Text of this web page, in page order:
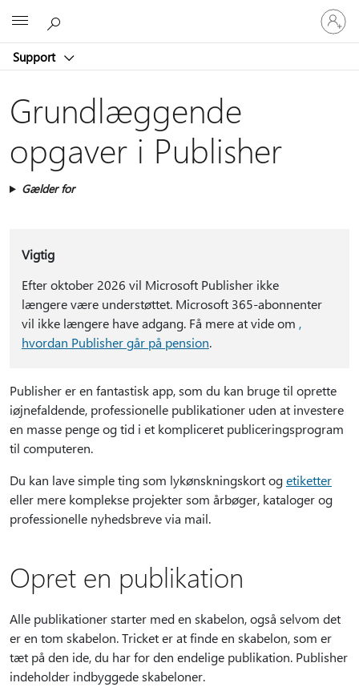
Support
Log
på
din
Grundlæggende
opgaver i Publisher
Gælder for
Vigtig
Efter oktober 2026 vil Microsoft Publisher ikke
længere være understøttet. Microsoft 365-abonnenter
vil ikke længere have adgang. Få mere at vide om ,
hvordan Publisher går på pension.
Publisher er en fantastisk app, som du kan bruge til oprette
iøjnefaldende, professionelle publikationer uden at investere
en masse penge og tid i et kompliceret publiceringsprogram
til computeren.
Du kan lave simple ting som lykønskningskort ogetiketter
eller mere komplekse projekter som årbøger, kataloger og
professionelle nyhedsbreve via mail.
Opret en publikation
Alle publikationer starter med en skabelon, også selvom det
er en tom skabelon. Tricket er at finde en skabelon, som er
tæt på den ide, du har for den endelige publikation. Publisher
indeholder indbyggede skabeloner.